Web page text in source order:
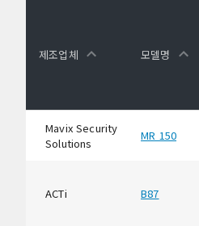
제조업체 모델명
Mavix Security
Solutions
MR 150
ACTi B87